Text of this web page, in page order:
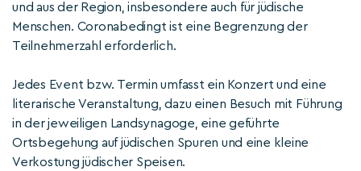
und aus der Region, insbesondere auch für jüdische
Menschen. Coronabedingt ist eine Begrenzung der
Teilnehmerzahl erforderlich.
Jedes Event bzw. Termin umfasst ein Konzert und eine
literarische Veranstaltung, dazu einen Besuch mit Führung
in der jeweiligen Landsynagoge, eine geführte
Ortsbegehung auf jüdischen Spuren und eine kleine
Verkostung jüdischer Speisen.